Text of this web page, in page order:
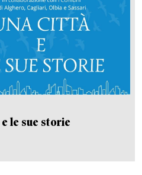
le sue storie